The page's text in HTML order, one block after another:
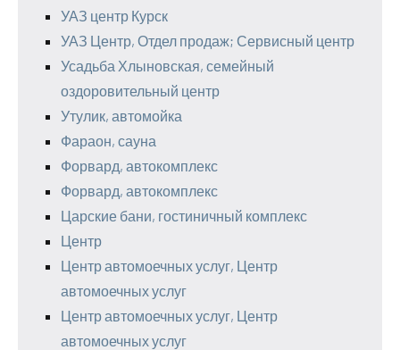
УАЗ центр Курск
УАЗ Центр, Отдел продаж; Сервисный центр
Усадьба Хлыновская, семейный
оздоровительный центр
Утулик, автомойка
Фараон, сауна
Форвард, автокомплекс
Форвард, автокомплекс
Царские бани, гостиничный комплекс
Центр
Центр автомоечных услуг, Центр
автомоечных услуг
Центр автомоечных услуг, Центр
автомоечных услуг